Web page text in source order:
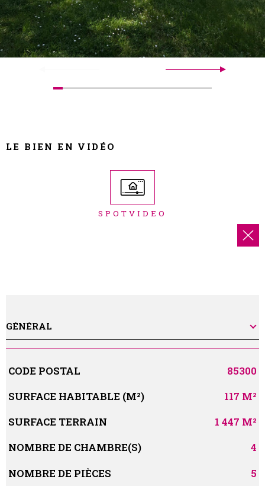
LE BIEN EN VIDÉO
SPOTVIDEO
GÉNÉRAL
Caractérisque Valeurs
CODE POSTAL
85300
SURFACE HABITABLE (M²)
117 M²
SURFACE TERRAIN
1 447 M²
NOMBRE DE CHAMBRE(S)
4
NOMBRE DE PIÈCES
5